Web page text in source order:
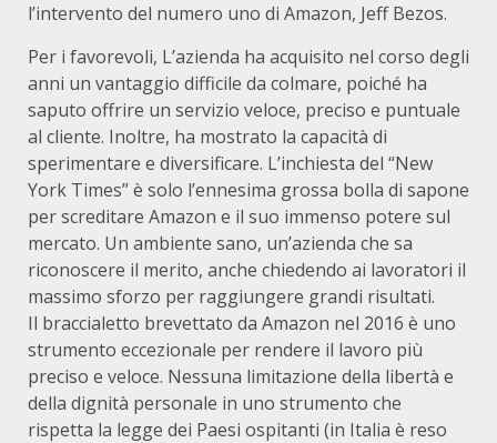
l’intervento del numero uno di Amazon, Jeff Bezos.
Per i favorevoli, L’azienda ha acquisito nel corso degli
anni un vantaggio difficile da colmare, poiché ha
saputo offrire un servizio veloce, preciso e puntuale
al cliente. Inoltre, ha mostrato la capacità di
sperimentare e diversificare. L’inchiesta del “New
York Times” è solo l’ennesima grossa bolla di sapone
per screditare Amazon e il suo immenso potere sul
mercato. Un ambiente sano, un’azienda che sa
riconoscere il merito, anche chiedendo ai lavoratori il
massimo sforzo per raggiungere grandi risultati.
Il braccialetto brevettato da Amazon nel 2016 è uno
strumento eccezionale per rendere il lavoro più
preciso e veloce. Nessuna limitazione della libertà e
della dignità personale in uno strumento che
rispetta la legge dei Paesi ospitanti (in Italia è reso